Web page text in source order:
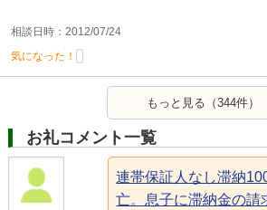
相談日時：2012/07/24
気になった！
もっと見る（344件）
お礼コメント一覧
連帯保証人なし滞納
亡。息子に滞納金の請